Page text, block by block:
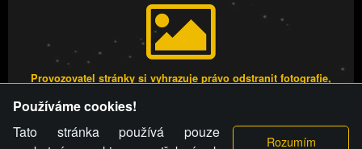
Provozovatel stránky si vyhrazuje právo odstranit fotografie,
stránky týče, ani osoba, která umístila fotografii nebo video na
stránku, nemůže z důvodu odstranění fotografie, videa nebo
komentáře pro výše uvedenou okolnost uplatnit vůči
Používáme cookies!
Tato stránka používá pouze